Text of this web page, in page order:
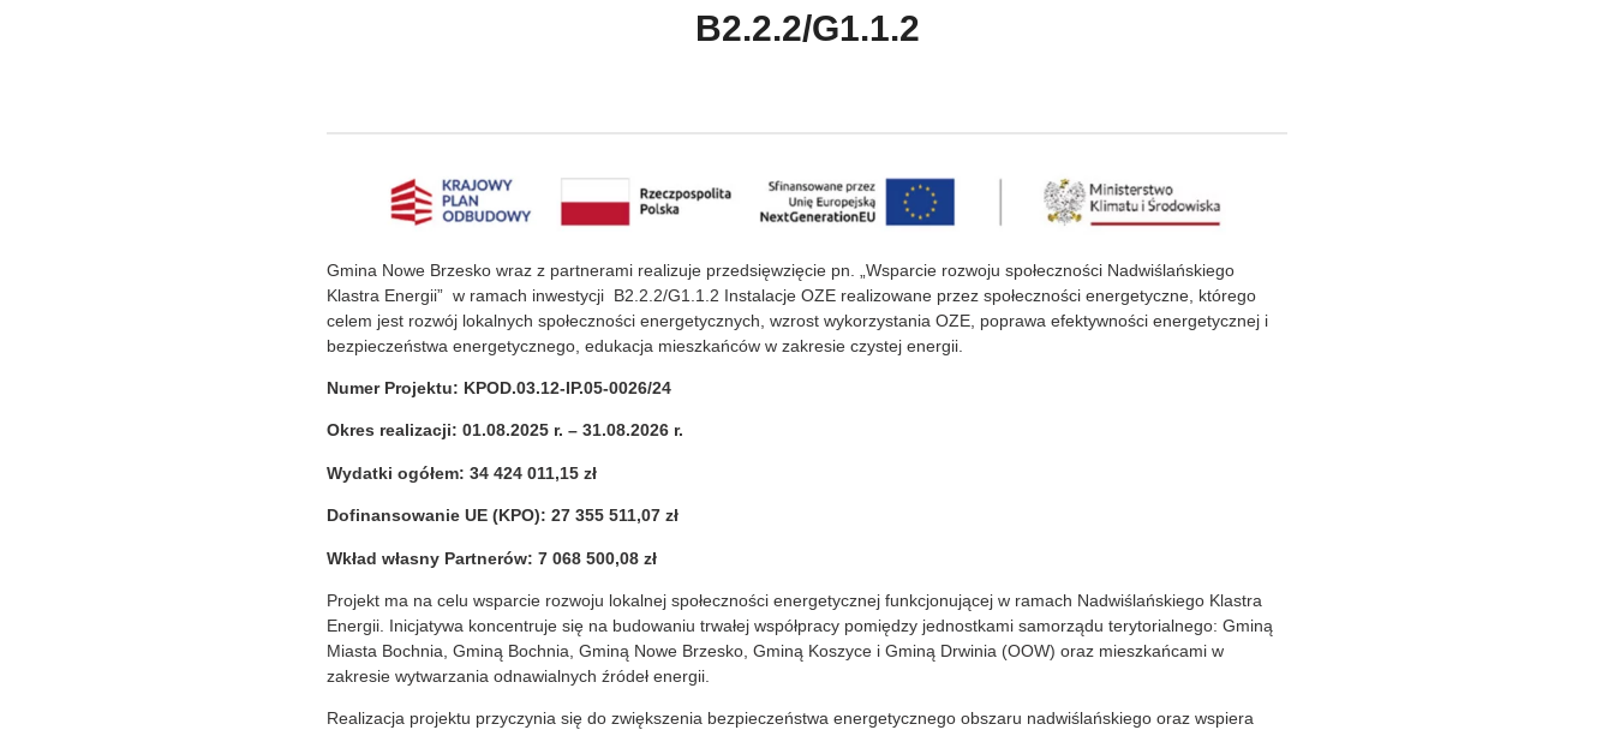
B2.2.2/G1.1.2
Gmina Nowe Brzesko wraz z partnerami realizuje przedsięwzięcie pn. „Wsparcie rozwoju społeczności Nadwiślańskiego
Klastra Energii” w ramach inwestycji B2.2.2/G1.1.2 Instalacje OZE realizowane przez społeczności energetyczne, którego
celem jest rozwój lokalnych społeczności energetycznych, wzrost wykorzystania OZE, poprawa efektywności energetycznej i
bezpieczeństwa energetycznego, edukacja mieszkańców w zakresie czystej energii.
Numer Projektu: KPOD.03.12-IP.05-0026/24
Okres realizacji: 01.08.2025 r. – 31.08.2026 r.
Wydatki ogółem: 34 424 011,15 zł
Dofinansowanie UE (KPO): 27 355 511,07 zł
Wkład własny Partnerów: 7 068 500,08 zł
Projekt ma na celu wsparcie rozwoju lokalnej społeczności energetycznej funkcjonującej w ramach Nadwiślańskiego Klastra
Energii. Inicjatywa koncentruje się na budowaniu trwałej współpracy pomiędzy jednostkami samorządu terytorialnego: Gminą
Miasta Bochnia, Gminą Bochnia, Gminą Nowe Brzesko, Gminą Koszyce i Gminą Drwinia (OOW) oraz mieszkańcami w
zakresie wytwarzania odnawialnych źródeł energii.
Realizacja projektu przyczynia się do zwiększenia bezpieczeństwa energetycznego obszaru nadwiślańskiego oraz wspiera